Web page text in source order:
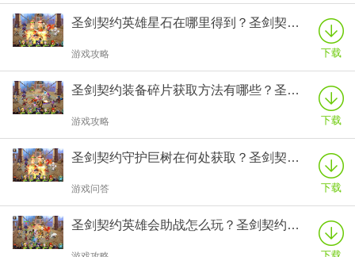
圣剑契约英雄星石在哪里得到？圣剑契约英雄星石获取途径大全！
游戏攻略 下载
圣剑契约装备碎片获取方法有哪些？圣剑契约装备碎片获取途径介绍！
游戏攻略 下载
圣剑契约守护巨树在何处获取？圣剑契约守护巨树技能加点怎么加？
游戏问答 下载
圣剑契约英雄会助战怎么玩？圣剑契约英雄会助战玩法介绍！